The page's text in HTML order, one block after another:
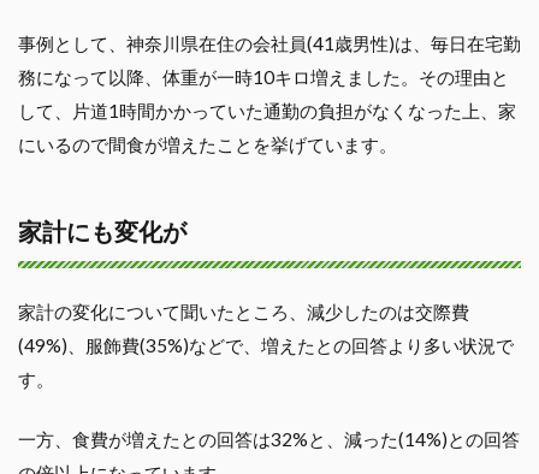
事例として、神奈川県在住の会社員(41歳男性)は、毎日在宅勤
務になって以降、体重が一時10キロ増えました。その理由と
して、片道1時間かかっていた通勤の負担がなくなった上、家
にいるので間食が増えたことを挙げています。
家計にも変化が
家計の変化について聞いたところ、減少したのは交際費
(49%)、服飾費(35%)などで、増えたとの回答より多い状況で
す。
一方、食費が増えたとの回答は32%と、減った(14%)との回答